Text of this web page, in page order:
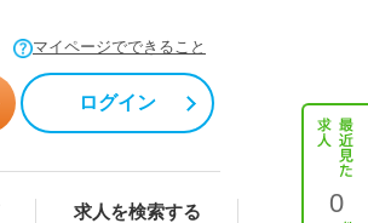
マイページでできること
ログイン
求人を検索する 0